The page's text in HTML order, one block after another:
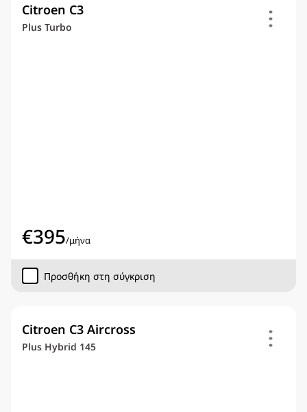
Citroen C3
Plus Turbo
€395/μήνα
Προσθήκη στη σύγκριση
Citroen C3 Aircross
Plus Hybrid 145